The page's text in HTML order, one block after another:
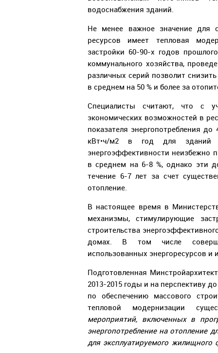
водоснабжения зданий.
Не менее важное значение для
ресурсов имеет тепловая
застройки 60-90-х годов
коммунального хозяйства,
различных серий позволит
в среднем на 50 % и более за
Специалисты считают, что с
экономических возможностей в
показателя энергопотребления
кВт•ч/м2 в год для зданий
энергоэффективности неизбежно
в среднем на 6-8 %, однако эти
течение 6-7 лет за счет
отопление.
В настоящее время в
механизмы, стимулирующие
строительства
домах. В том числе
использованных энергоресурсов
Подготовленная
2013-2015 годы и на перспективу
по обеспечению массового
тепловой модернизации
мероприятий, включенных в
энергопотребление на
для эксплуатируемого